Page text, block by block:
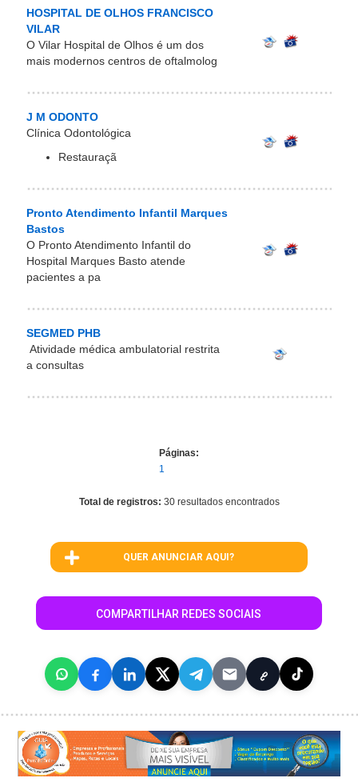
HOSPITAL DE OLHOS FRANCISCO
VILAR
O Vilar Hospital de Olhos é um dos
mais modernos centros de oftalmolog
J M ODONTO
Clínica Odontológica
Restauraçã
Pronto Atendimento Infantil Marques
Bastos
O Pronto Atendimento Infantil do
Hospital Marques Basto atende
pacientes a pa
SEGMED PHB
Atividade médica ambulatorial restrita
a consultas
Páginas:
1
Total de registros: 30 resultados encontrados
QUER ANUNCIAR AQUI?
COMPARTILHAR REDES SOCIAIS